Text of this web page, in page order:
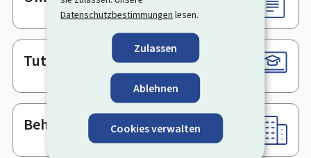
Datenschutzbestimmungen lesen.
Zulassen
Ablehnen
Cookies verwalten
Tutorials
Behörden & sonstige Stellen